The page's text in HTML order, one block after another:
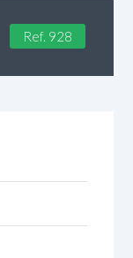
Ref. 928